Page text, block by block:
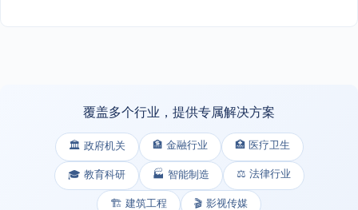
覆盖多个行业，提供专属解决方案
🏛️ 政府机关 🏦 金融行业 🏥 医疗卫生
🎓 教育科研 🏭 智能制造 ⚖️ 法律行业
🏗️ 建筑工程 🎬 影视传媒